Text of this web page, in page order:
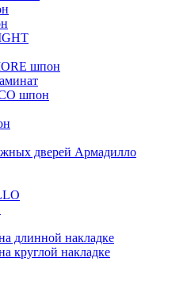
шпон
шпон
дверей Армадилло
длинной накладке
круглой накладке